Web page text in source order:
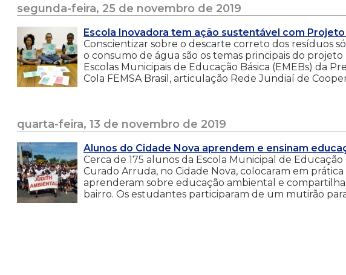
segunda-feira, 25 de novembro de 2019
Escola Inovadora tem ação sustentável com
Conscientizar sobre o descarte correto dos resíduos
o consumo de água são os temas principais do
Escolas Municipais de Educação Básica (EMEBs) da
Cola FEMSA Brasil, articulação Rede Jundiaí de
quarta-feira, 13 de novembro de 2019
Alunos do Cidade Nova aprendem e ensinam
Cerca de 175 alunos da Escola Municipal de
Curado Arruda, no Cidade Nova, colocaram em
aprenderam sobre educação ambiental e
bairro. Os estudantes participaram de um mutirão